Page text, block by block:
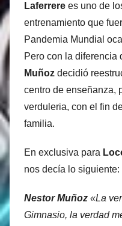
Laferrere es uno de
entrenamiento que
Pandemia Mundial
Pero con la diferencia
Muñoz decidió
centro de enseñanza,
verduleria, con el fin
familia.
En exclusiva para
nos decía lo siguiente:
Nestor Muñoz «La
Gimnasio, la verdad